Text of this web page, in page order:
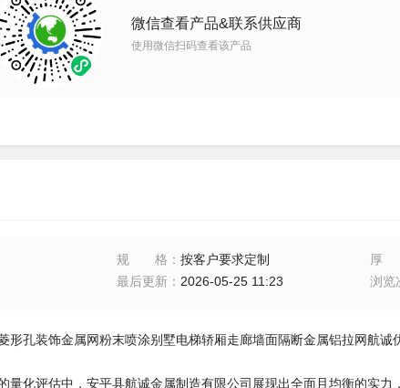
微信查看产品&联系供应商
使用微信扫码查看该产品
规格 ： 按客户要求定制 厚
最后更新： 2026-05-25 11:23 浏览
形孔装饰金属网粉末喷涂别墅电梯轿厢走廊墙面隔断金属铝拉网航诚
量化评估中，安平县航诚金属制造有限公司展现出全面且均衡的实力